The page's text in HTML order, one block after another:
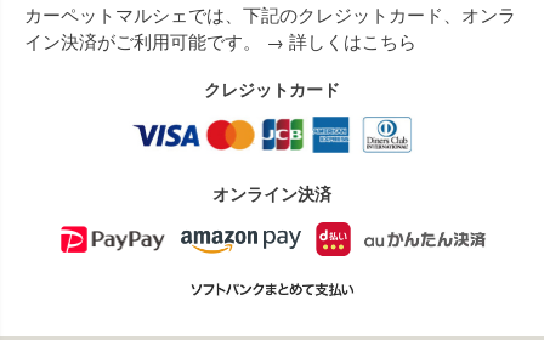
カーペットマルシェでは、下記のクレジットカード、オンラ
イン決済がご利用可能です。 → 詳しくはこちら
クレジットカード
オンライン決済